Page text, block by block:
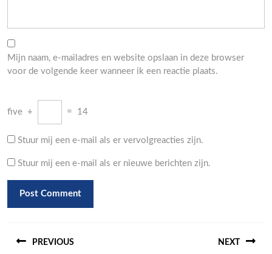
Mijn naam, e-mailadres en website opslaan in deze browser
voor de volgende keer wanneer ik een reactie plaats.
five + = 14
Stuur mij een e-mail als er vervolgreacties zijn.
Stuur mij een e-mail als er nieuwe berichten zijn.
PREVIOUS NEXT